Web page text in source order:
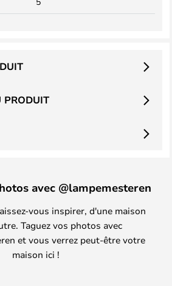
PRODUIT
avec @lampemesteren
vous inspirer, d'une maison
Taguez vos photos avec
et vous verrez peut-être votre
maison ici !